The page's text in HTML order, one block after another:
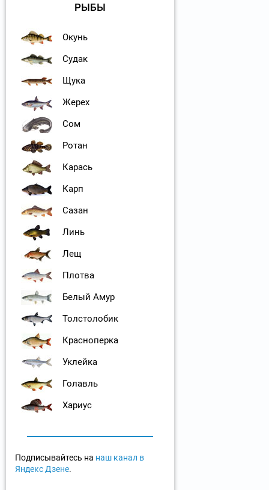
РЫБЫ
Окунь
Судак
Щука
Жерех
Сом
Ротан
Карась
Карп
Сазан
Линь
Лещ
Плотва
Белый Амур
Толстолобик
Красноперка
Уклейка
Голавль
Хариус
Подписывайтесь на наш канал в
Яндекс Дзене.